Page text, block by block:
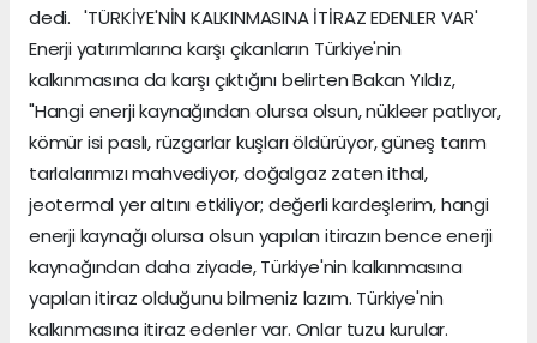
dedi. 'TÜRKİYE'NİN KALKINMASINA İTİRAZ EDENLER VAR'
Enerji yatırımlarına karşı çıkanların Türkiye'nin
kalkınmasına da karşı çıktığını belirten Bakan Yıldız,
"Hangi enerji kaynağından olursa olsun, nükleer patlıyor,
kömür isi paslı, rüzgarlar kuşları öldürüyor, güneş tarım
tarlalarımızı mahvediyor, doğalgaz zaten ithal,
jeotermal yer altını etkiliyor; değerli kardeşlerim, hangi
enerji kaynağı olursa olsun yapılan itirazın bence enerji
kaynağından daha ziyade, Türkiye'nin kalkınmasına
yapılan itiraz olduğunu bilmeniz lazım. Türkiye'nin
kalkınmasına itiraz edenler var. Onlar tuzu kurular.